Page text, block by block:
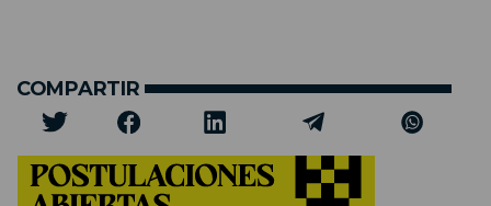
COMPARTIR